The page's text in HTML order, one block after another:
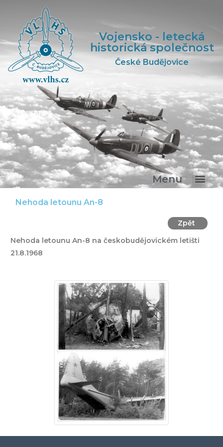
Vojensko - letecká
historická společnost
České Budějovice
Menu
Nehoda letounu An-8
Zpět
Nehoda letounu An-8 na českobudějovickém letišti
21.8.1968